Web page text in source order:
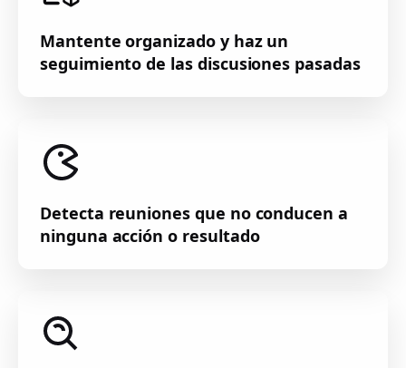
Mantente organizado y haz un
seguimiento de las discusiones pasadas
Detecta reuniones que no conducen a
ninguna acción o resultado